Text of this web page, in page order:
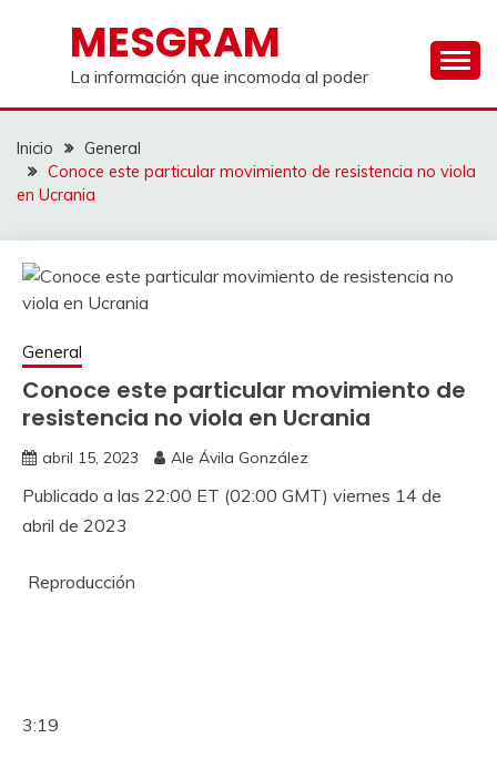
contenidoMESGRAM
La información que incomoda al poder
Inicio
General
Conoce este particular movimiento de resistencia no viola
en Ucrania
General
Conoce este particular movimiento de
resistencia no viola en Ucrania
abril 15, 2023 Ale Ávila González
Publicado a las 22:00 ET (02:00 GMT) viernes 14 de
abril de 2023
Reproducción
3:19